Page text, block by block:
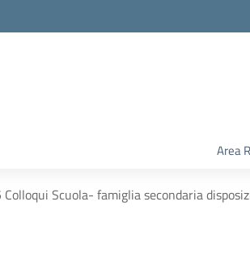
Area
Scuola- famiglia secondaria